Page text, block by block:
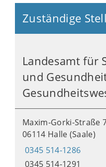
Zuständige
Landesamt für
und
Maxim-Gorki-Straße
06114 Halle (Saale)
0345 514-1286
0345 514-1291